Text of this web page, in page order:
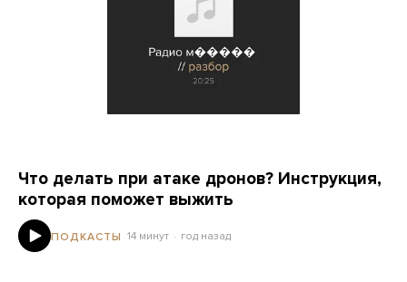
Что делать при атаке дронов? Инструкция,
которая поможет выжить
ПОДКАСТЫ 14 минут год назад